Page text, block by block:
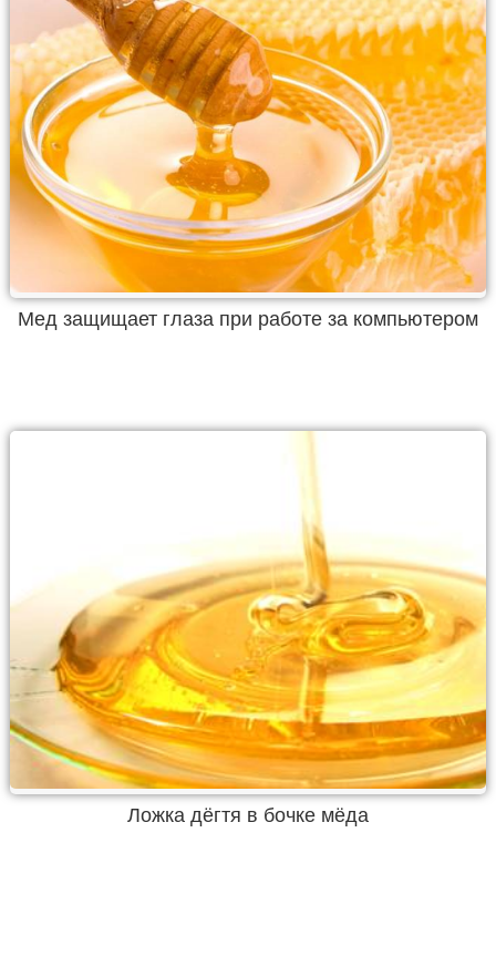
Мед защищает глаза при работе за компьютером
Ложка дёгтя в бочке мёда